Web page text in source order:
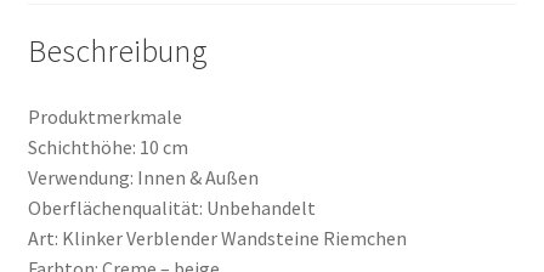
Beschreibung
Produktmerkmale
Schichthöhe: 10 cm
Verwendung: Innen & Außen
Oberflächenqualität: Unbehandelt
Art: Klinker Verblender Wandsteine Riemchen